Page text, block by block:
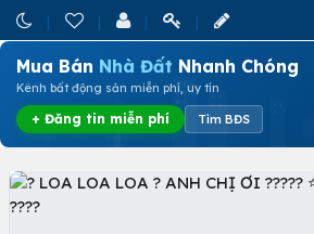
Mua Bán Nhà Đất Nhanh Chóng
Kênh bất động sản miễn phí, uy tín
+ Đăng tin miễn phí Tìm BĐS